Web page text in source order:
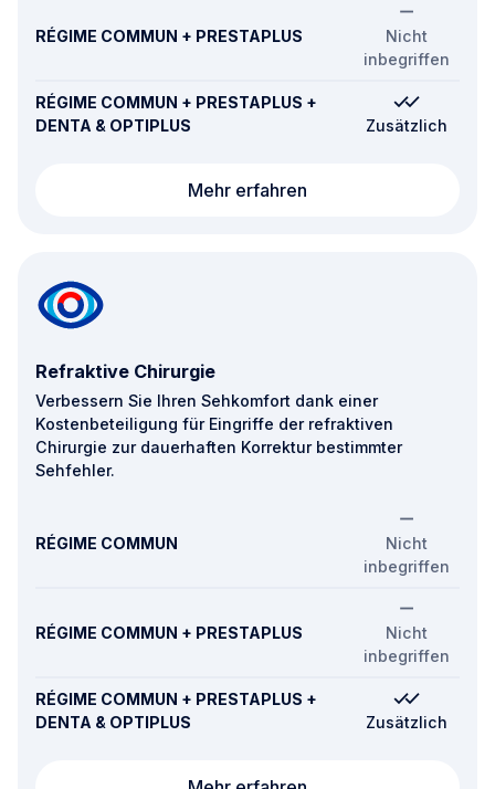
RÉGIME COMMUN + PRESTAPLUS
Nicht
inbegriffen
RÉGIME COMMUN + PRESTAPLUS +
DENTA & OPTIPLUS
Zusätzlich
Mehr erfahren
Refraktive Chirurgie
Verbessern Sie Ihren Sehkomfort dank einer
Kostenbeteiligung für Eingriffe der refraktiven
Chirurgie zur dauerhaften Korrektur bestimmter
Sehfehler.
RÉGIME COMMUN
Nicht
inbegriffen
RÉGIME COMMUN + PRESTAPLUS
Nicht
inbegriffen
RÉGIME COMMUN + PRESTAPLUS +
DENTA & OPTIPLUS
Zusätzlich